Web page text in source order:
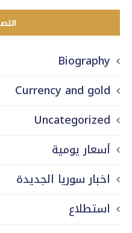
Biography
Currency and gold
Uncategorized
أسعار يومية
اخبار سوريا الجديدة
استطلاع